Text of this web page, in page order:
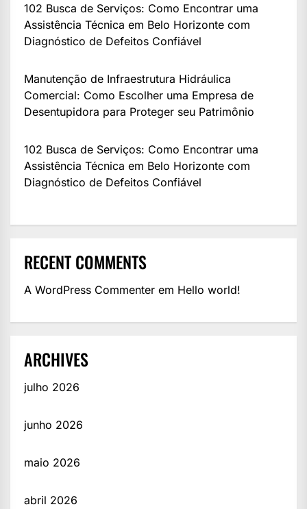
102 Busca de Serviços: Como Encontrar uma
Assistência Técnica em Belo Horizonte com
Diagnóstico de Defeitos Confiável
Manutenção de Infraestrutura Hidráulica
Comercial: Como Escolher uma Empresa de
Desentupidora para Proteger seu Patrimônio
102 Busca de Serviços: Como Encontrar uma
Assistência Técnica em Belo Horizonte com
Diagnóstico de Defeitos Confiável
RECENT COMMENTS
A WordPress Commenter em Hello world!
ARCHIVES
julho 2026
junho 2026
maio 2026
abril 2026